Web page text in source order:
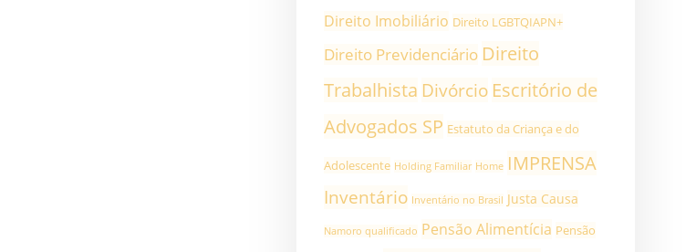
Direito Imobiliário Direito LGBTQIAPN+
Direito Previdenciário Direito
Trabalhista Divórcio Escritório de
Advogados SP Estatuto da Criança e do
Adolescente Holding Familiar Home IMPRENSA
Inventário Inventário no Brasil Justa Causa
Namoro qualificado Pensão Alimentícia Pensão